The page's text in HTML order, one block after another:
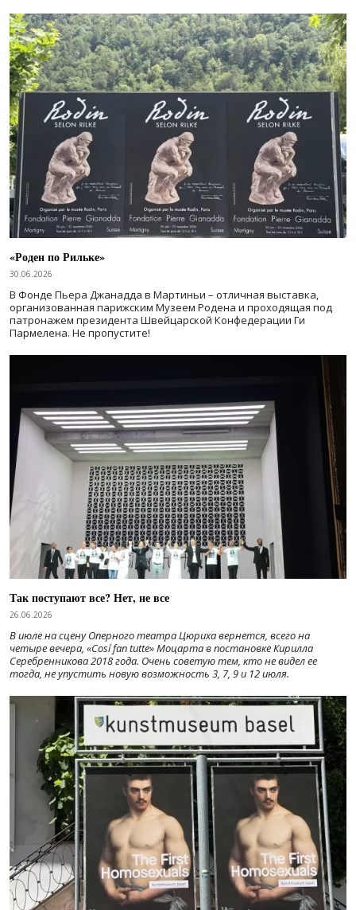
«Роден по Рильке»
30.06.2026
В Фонде Пьера Джанадда в Мартиньи – отличная выставка,
организованная парижским Музеем Родена и проходящая под
патронажем президента Швейцарской Конфедерации Ги
Пармелена. Не пропустите!
Так поступают все? Нет, не все
26.06.2026
В июле на сцену Оперного театра Цюриха вернется, всего на
четыре вечера, «Cosí fan tutte» Моцарта в постановке Кирилла
Серебренникова 2018 года. Очень советую тем, кто не видел ее
тогда, не упустить новую возможность 3, 7, 9 и 12 июля.